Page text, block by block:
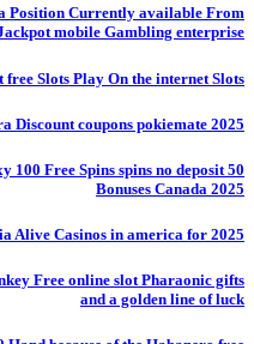
Position Currently available From
mobile Gambling enterprise
free Slots Play On the internet Slots
Discount coupons pokiemate 2025
100 Free Spins spins no deposit
Bonuses Canada 2025
Alive Casinos in america for 2025
Free online slot Pharaonic gifts
and a golden line of luck